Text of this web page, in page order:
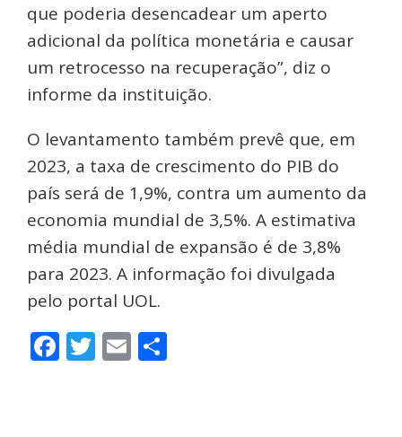
que poderia desencadear um aperto
adicional da política monetária e causar
um retrocesso na recuperação”, diz o
informe da instituição.
O levantamento também prevê que, em
2023, a taxa de crescimento do PIB do
país será de 1,9%, contra um aumento da
economia mundial de 3,5%. A estimativa
média mundial de expansão é de 3,8%
para 2023. A informação foi divulgada
pelo portal UOL.
Facebook
Twitter
Email